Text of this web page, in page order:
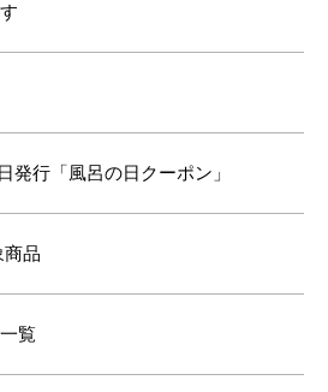
発行「風呂の日クーポン」
商品
覧